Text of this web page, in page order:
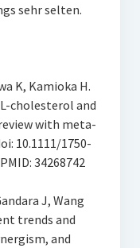
sehr selten.
K, Kamioka H.
cholesterol and
with meta-
10.1111/1750-
34268742
J, Wang
trends and
and